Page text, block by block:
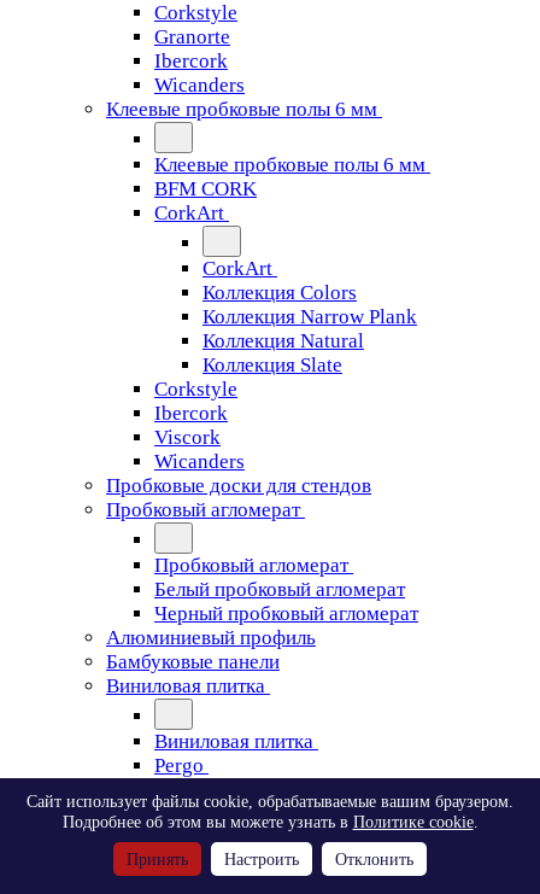
Corkstyle
Granorte
Ibercork
Wicanders
Клеевые пробковые полы 6 мм
Клеевые пробковые полы 6 мм
BFM CORK
CorkArt
CorkArt
Коллекция Colors
Коллекция Narrow Plank
Коллекция Natural
Коллекция Slate
Corkstyle
Ibercork
Viscork
Wicanders
Пробковые доски для стендов
Пробковый агломерат
Пробковый агломерат
Белый пробковый агломерат
Черный пробковый агломерат
Алюминиевый профиль
Бамбуковые панели
Виниловая плитка
Виниловая плитка
Pergo
Pergo
Classic Plank Optimum Glue
Modern Plank Optimum Glue
Сайт использует файлы cookie, обрабатываемые вашим браузером.
Подробнее об этом вы можете узнать в Политике cookie.
Принять Настроить Отклонить